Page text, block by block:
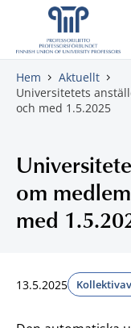
Gå direkt till innehåll
Hem
Aktuellt
Universitetets
och med 1.5.2025
om
med
13.5.2025